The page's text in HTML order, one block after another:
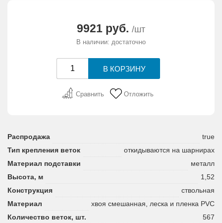
9921 руб. /шт
В наличии: достаточно
Сравнить Отложить
Распродажа
true
Тип крепления веток
откидываются на шарнирах
Материал подставки
металл
Высота, м
1,52
Конструкция
ствольная
Материал
хвоя смешанная, леска и пленка PVC
Количество веток, шт.
567